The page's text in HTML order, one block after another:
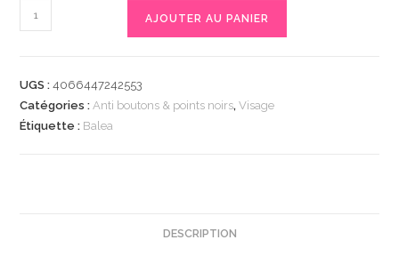
de
Pickel
20
AJOUTER AU PANIER
UGS :4066447242553
Catégories :Anti boutons & points noirs,Visage
Étiquette : Balea
DESCRIPTION